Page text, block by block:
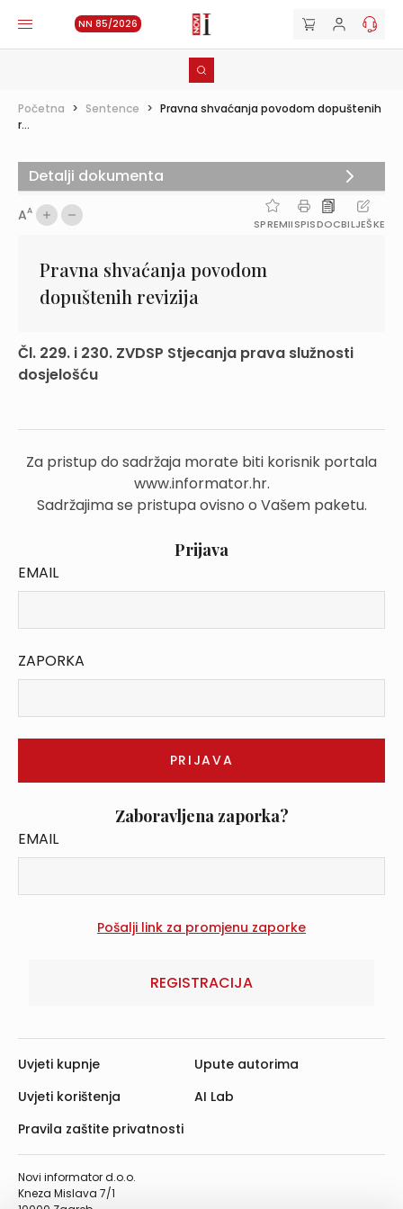
NN 85/2026
Početna > Sentence > Pravna shvaćanja povodom dopuštenih
r...
AA
SPREMIISPISDOCBILJEŠKE
Pravna shvaćanja povodom
dopuštenih revizija
Čl. 229. i 230. ZVDSP Stjecanja prava služnosti
dosjelošću
Za pristup do sadržaja morate biti korisnik portala
www.informator.hr.
Sadržajima se pristupa ovisno o Vašem paketu.
Prijava
EMAIL
ZAPORKA
Zaboravljena zaporka?
EMAIL
REGISTRACIJA
Detalji dokumenta
Novi informator d.o.o.
Kneza Mislava 7/1
Uvjeti kupnje
Uvjeti korištenja
Pravila zaštite privatnosti
Upute autorima
AI Lab